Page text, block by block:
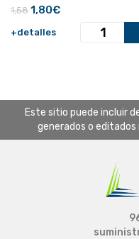
1,58 1,80€
+detalles
Este sitio puede incluir
generados o